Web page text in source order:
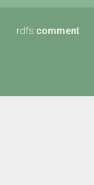
rdfs:comment